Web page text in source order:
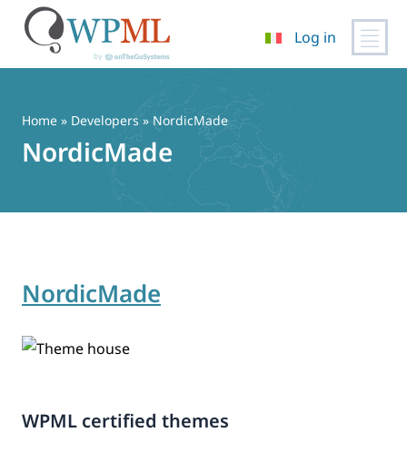
contenuto
Log in
Home » Developers » NordicMade
NordicMade
NordicMade
WPML certified themes